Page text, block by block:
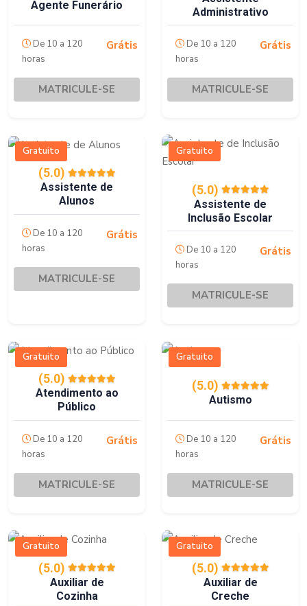
Agente Funerário
De 10 a 120
horas
Grátis
MATRICULE-SE
Administrativo
De 10 a 120
horas
Grátis
MATRICULE-SE
Gratuito
(5.0)
Assistente de
Alunos
De 10 a 120
horas
Grátis
MATRICULE-SE
Gratuito
(5.0)
Assistente de
Inclusão Escolar
De 10 a 120
horas
Grátis
MATRICULE-SE
Gratuito
(5.0)
Atendimento ao
Público
De 10 a 120
horas
Grátis
MATRICULE-SE
Gratuito
(5.0)
Autismo
De 10 a 120
horas
Grátis
MATRICULE-SE
Gratuito
(5.0)
Auxiliar de
Cozinha
Gratuito
(5.0)
Auxiliar de
Creche